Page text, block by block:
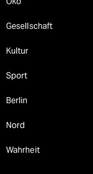
Gesellschaft
Kultur
Sport
Berlin
Nord
Wahrheit